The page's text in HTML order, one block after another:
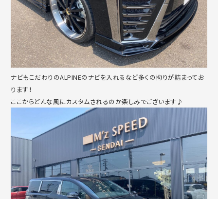
ナビもこだわりのALPINEのナビを入れるなど多くの拘りが詰まってお
ります！
ここからどんな風にカスタムされるのか楽しみでございます♪